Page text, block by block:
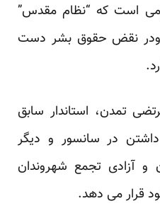
است که “نظام مقدس”
ودر نقض حقوق بشر دست
تمدن، استاندار سابق
در سانسور و دیگر
و آزادی تجمع شهروندان
قرار می دهد.